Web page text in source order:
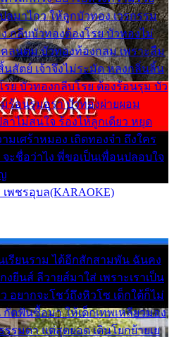
ลมาไกว ให้ลูกบัวทอง เวรกรรม
กลีบบัวทองต้องโรย บัวทองไม่
ลนตม บัวทองท้องกลม เพราะลืม
สัตย์ เจ้าจึงไม่ระมัด หลงกลิ่นลิ้น
รย บัวทองกลีบโรย ต้องร้อนรุม บัว
ร้อนรุมอุรา บัวทองผ่ายผอม
าไม่สนใจ ร้องไห้ลูกเดียว หยุด
มเศร้าหมอง เถิดทองจ๋า ถึงใคร
จะชื่อว่าไง พี่ขอเป็นเพื่อนปลอบใจ
พชรอุบล(KARAOKE)
รียนราม ได้อีกสักสามพัน ฉันคง
งยีนส์ ลีวายส์มาใส่ เพราะเราเป็น
อยากจะโชว์ถึงหิวโซ เด็กใต้ก็ไม่
ดฟันซื้อมา ให้เด็กเทพเหลียวมอง
รรมดา แต่สุดยอด เดินโยกย้ายเย